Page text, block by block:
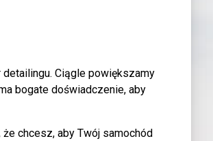
Ciągle powiększamy
bogate doświadczenie, aby
chcesz, aby Twój samochód